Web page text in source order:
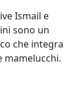
Ismail e
sono un
che integra